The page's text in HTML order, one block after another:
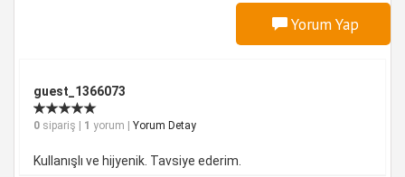
Yorum Yap
guest_1366073
0 sipariş | 1 yorum | Yorum Detay
Kullanışlı ve hijyenik. Tavsiye ederim.